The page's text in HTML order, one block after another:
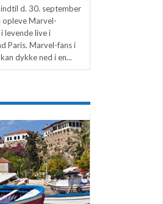
d. 30. september
opleve Marvel-
levende live i
Paris. Marvel-fans i
dykke ned i en...